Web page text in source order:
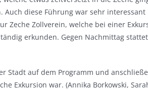
diese Führung war sehr
Zeche Zollverein, welche bei einer
erkunden. Gegen Nachmittag
auf dem Programm und
Exkursion war. (Annika Borkowski,